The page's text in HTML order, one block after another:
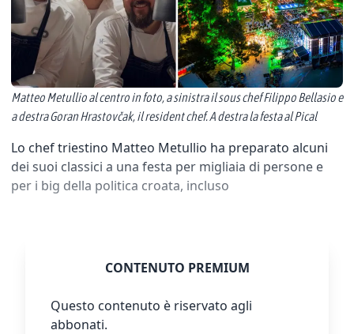
Matteo Metullio al centro in foto, a sinistra il sous chef Filippo Bellasio e
a destra Goran Hrastovčak, il resident chef. A destra la festa al Pical
Lo chef triestino Matteo Metullio ha preparato alcuni
dei suoi classici a una festa per migliaia di persone e
per i big della politica croata, incluso
CONTENUTO PREMIUM
Questo contenuto è riservato agli
abbonati.